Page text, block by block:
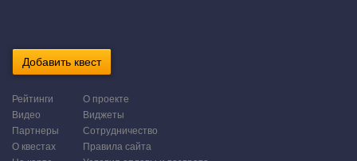
Добавить квест
Рейтинги
Видео
Партнеры
О квестах
О проекте
Виджеты
Сотрудничество
Правила сайта